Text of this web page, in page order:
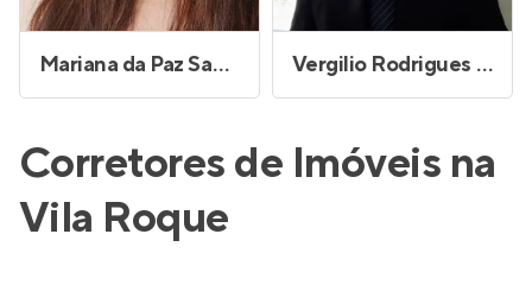
Mariana da Paz Santos Machado Vergilio Rodrigues Martins
Corretores de Imóveis na
Vila Roque